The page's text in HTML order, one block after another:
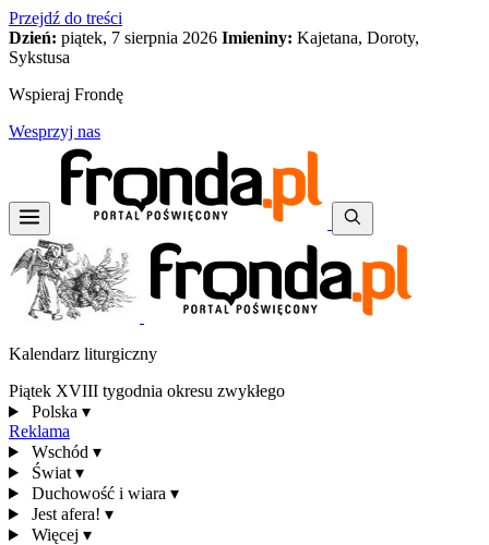
Przejdź do treści
Dzień: piątek, 7 sierpnia 2026 Imieniny: Kajetana, Doroty,
Sykstusa
Wspieraj Frondę
Wesprzyj nas
Kalendarz liturgiczny
Piątek XVIII tygodnia okresu zwykłego
Polska ▾
Reklama
Wschód ▾
Świat ▾
Duchowość i wiara ▾
Jest afera! ▾
Więcej ▾